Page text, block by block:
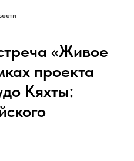
«Живое
проекта
Кяхты: